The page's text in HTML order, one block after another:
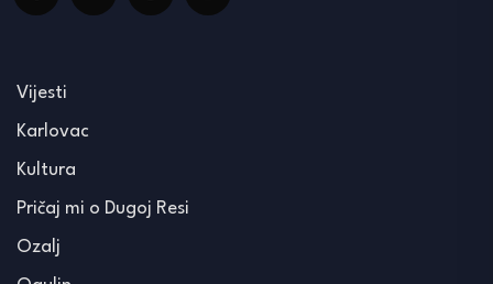
Vijesti
Karlovac
Kultura
Pričaj mi o Dugoj Resi
Ozalj